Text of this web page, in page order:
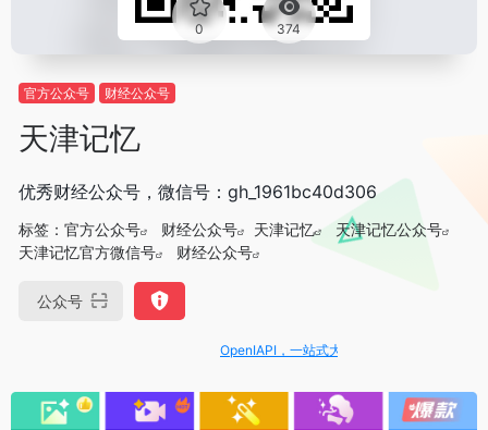
0 374
官方公众号 财经公众号
天津记忆
优秀财经公众号，微信号：gh_1961bc40d306
标签： 官方公众号 财经公众号 天津记忆
天津记忆公众号
天津记忆官方微信号
财经公众号
公众号
OpenIAPI，一站式大模型API聚合平台